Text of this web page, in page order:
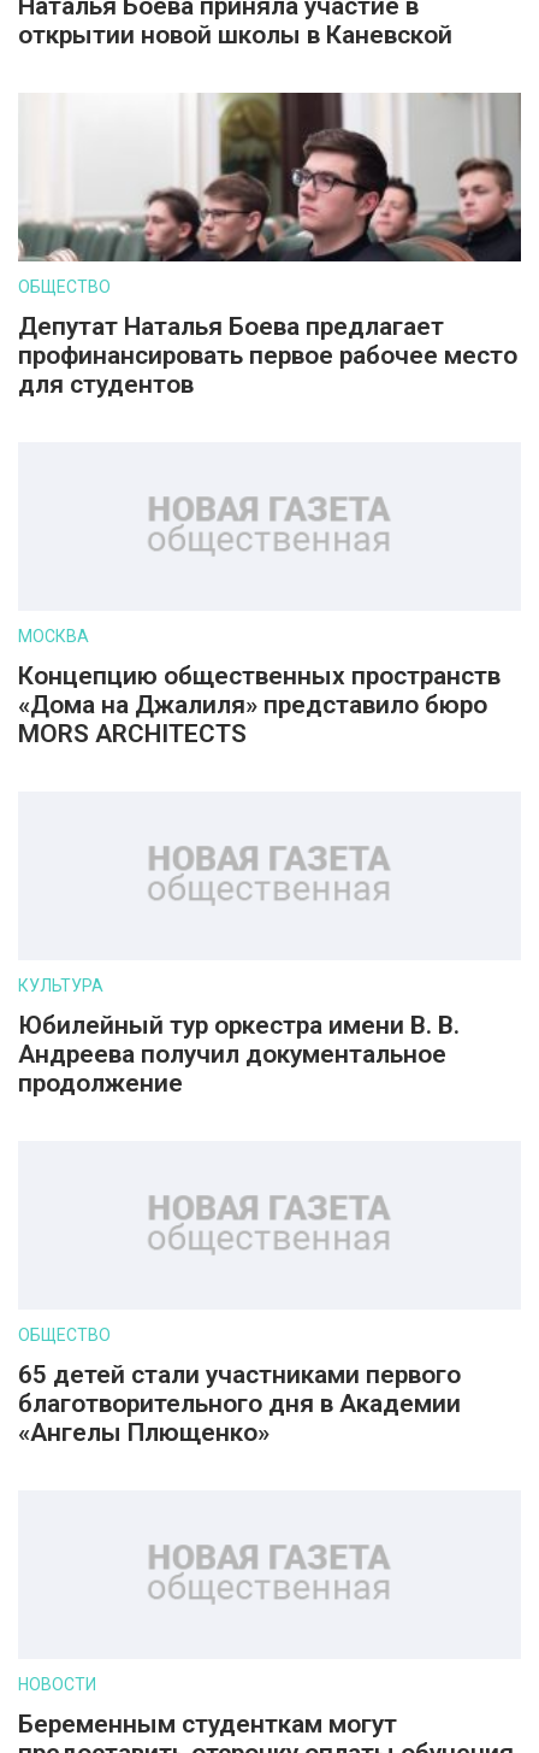
Наталья Боева приняла участие в
открытии новой школы в Каневской
ОБЩЕСТВО
Депутат Наталья Боева предлагает
профинансировать первое рабочее место
для студентов
МОСКВА
Концепцию общественных пространств
«Дома на Джалиля» представило бюро
MORS ARCHITECTS
КУЛЬТУРА
Юбилейный тур оркестра имени В. В.
Андреева получил документальное
продолжение
ОБЩЕСТВО
65 детей стали участниками первого
благотворительного дня в Академии
«Ангелы Плющенко»
НОВОСТИ
Беременным студенткам могут